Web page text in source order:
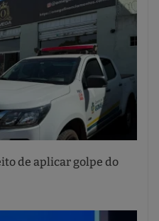
de aplicar golpe do